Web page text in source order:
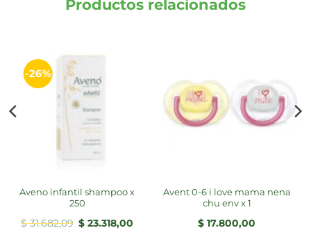
Productos relacionados
-26%
aveno infantil shampoo x
250
$31.682,09 El
precio
$ 23.318,00
avent 0-6 i love mama nena
chu env x 1
$ 17.800,00